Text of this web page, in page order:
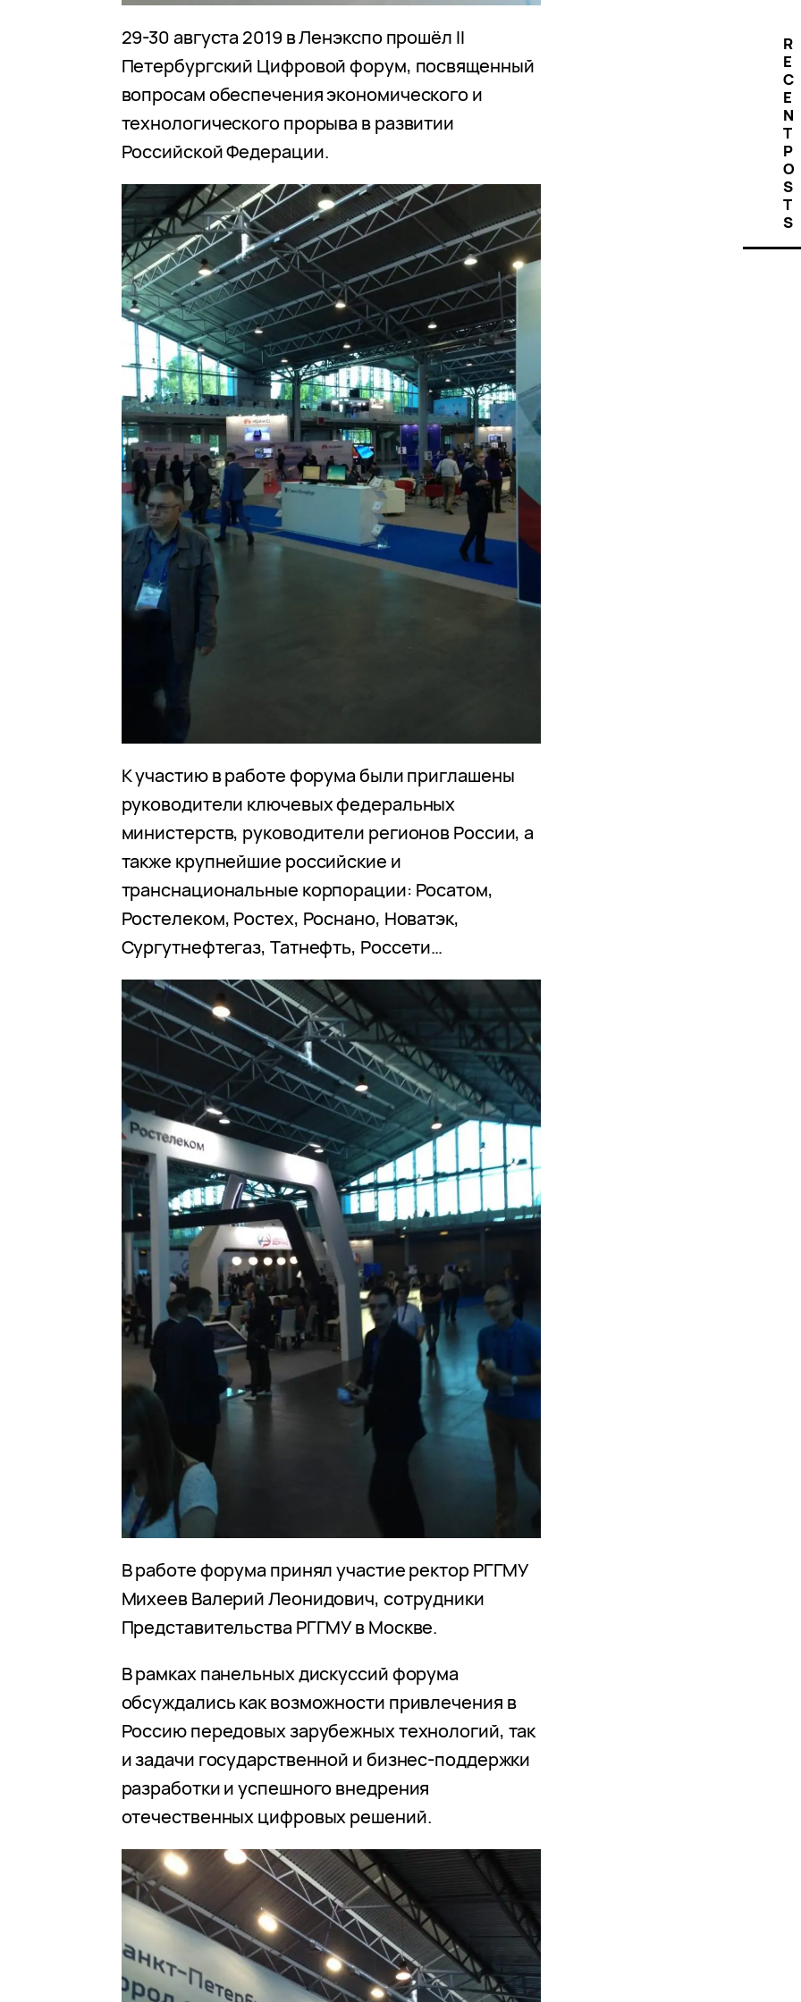
29-30 августа 2019 в Ленэкспо прошёл II
Петербургский Цифровой форум, посвященный
вопросам обеспечения экономического и
технологического прорыва в развитии
Российской Федерации.
К участию в работе форума были приглашены
руководители ключевых федеральных
министерств, руководители регионов России, а
также крупнейшие российские и
транснациональные корпорации: Росатом,
Ростелеком, Ростех, Роснано, Новатэк,
Сургутнефтегаз, Татнефть, Россети…
В работе форума принял участие ректор РГГМУ
Михеев Валерий Леонидович, сотрудники
Представительства РГГМУ в Москве.
В рамках панельных дискуссий форума
обсуждались как возможности привлечения в
Россию передовых зарубежных технологий, так
и задачи государственной и бизнес-поддержки
разработки и успешного внедрения
отечественных цифровых решений.
R
E
C
E
N
T
P
O
S
T
S